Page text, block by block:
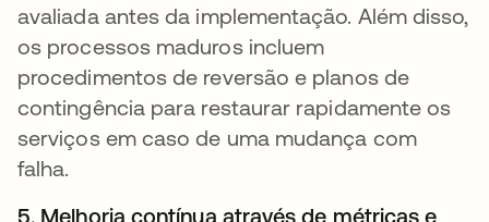
avaliada antes da implementação. Além disso,
os processos maduros incluem
procedimentos de reversão e planos de
contingência para restaurar rapidamente os
serviços em caso de uma mudança com
falha.
5. Melhoria contínua através de métricas e